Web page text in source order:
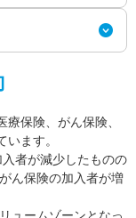
保険、がん保険、
ます。
者が減少したものの
ん保険の加入者が増